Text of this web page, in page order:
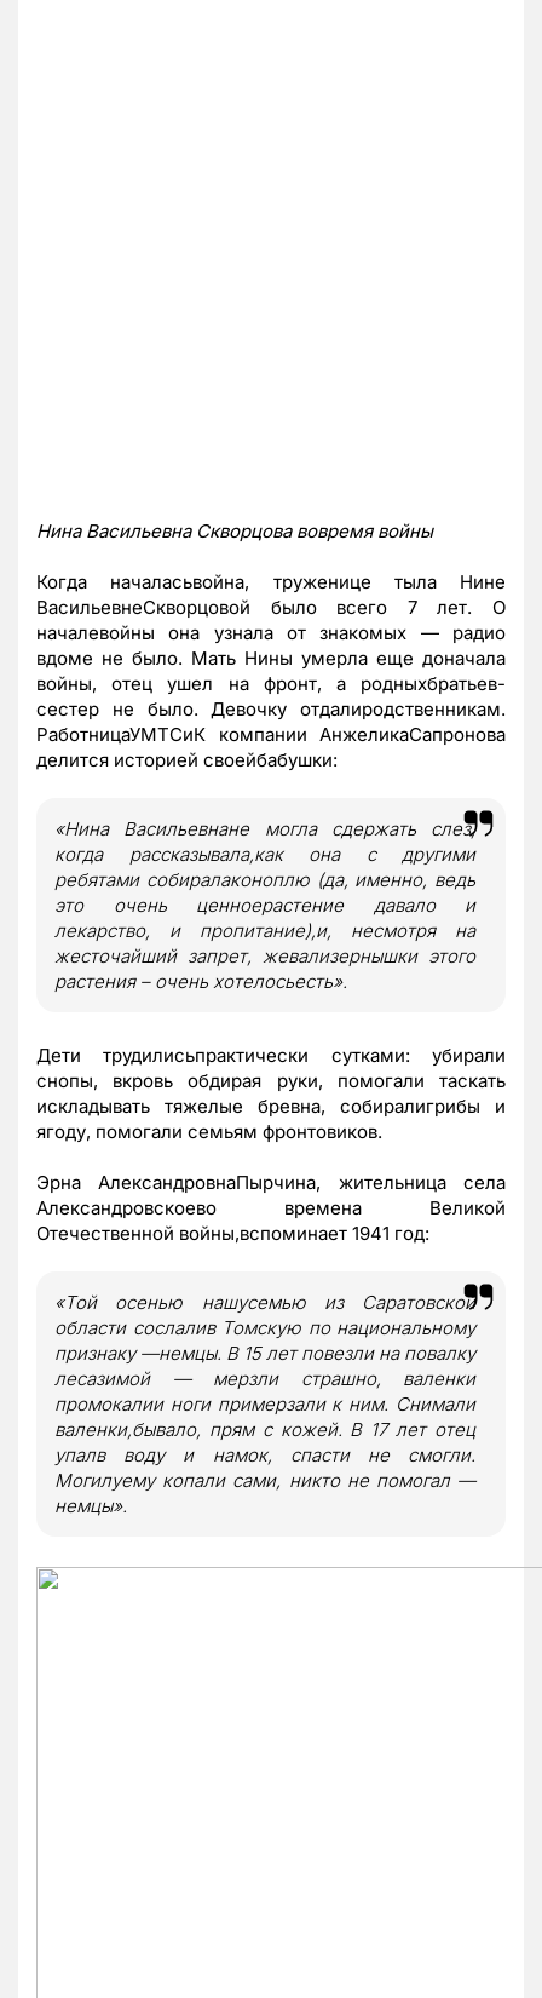
Нина Васильевна Скворцова вовремя войны
Когда началасьвойна, труженице тыла Нине
ВасильевнеСкворцовой было всего 7 лет. О
началевойны она узнала от знакомых — радио
вдоме не было. Мать Нины умерла еще доначала
войны, отец ушел на фронт, а родныхбратьев-
сестер не было. Девочку отдалиродственникам.
РаботницаУМТСиК компании АнжеликаСапронова
делится историей своейбабушки:
«Нина Васильевнане могла сдержать слез,
когда рассказывала,как она с другими
ребятами собиралаконоплю (да, именно, ведь
это очень ценноерастение давало и
лекарство, и пропитание),и, несмотря на
жесточайший запрет, жевализернышки этого
растения – очень хотелосьесть».
Дети трудилисьпрактически сутками: убирали
снопы, вкровь обдирая руки, помогали таскать
искладывать тяжелые бревна, собиралигрибы и
ягоду, помогали семьям фронтовиков.
Эрна АлександровнаПырчина, жительница села
Александровскоево времена Великой
Отечественной войны,вспоминает 1941 год:
«Той осенью нашусемью из Саратовской
области сослалив Томскую по национальному
признаку —немцы. В 15 лет повезли на повалку
лесазимой — мерзли страшно, валенки
промокалии ноги примерзали к ним. Снимали
валенки,бывало, прям с кожей. В 17 лет отец
упалв воду и намок, спасти не смогли.
Могилуему копали сами, никто не помогал —
немцы».